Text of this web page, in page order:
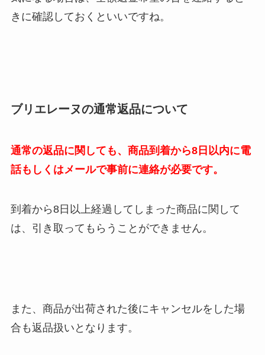
きに確認しておくといいですね。
ブリエレーヌの通常返品について
通常の返品に関しても、商品到着から8日以内に電
話もしくはメールで事前に連絡が必要です。
到着から8日以上経過してしまった商品に関して
は、引き取ってもらうことができません。
また、商品が出荷された後にキャンセルをした場
合も返品扱いとなります。